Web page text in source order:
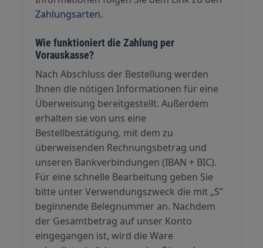
Zahlungsarten.
Wie funktioniert die Zahlung per
Vorauskasse?
Nach Abschluss der Bestellung werden
Ihnen die nötigen Informationen für eine
Überweisung bereitgestellt. Außerdem
erhalten sie von uns eine
Bestellbestätigung, mit dem zu
überweisenden Rechnungsbetrag und
unseren Bankverbindungen (IBAN + BIC).
Für eine schnelle Bearbeitung geben Sie
bitte unter Verwendungszweck die mit „S”
beginnende Belegnummer an. Nachdem
der Gesamtbetrag auf unser Konto
eingegangen ist, wird die Ware